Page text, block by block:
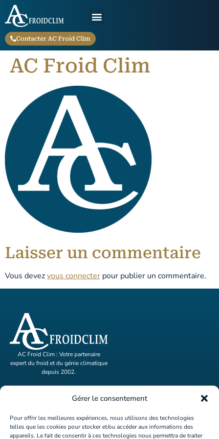
Gérer le consentement
Pour offrir les meilleures expériences, nous utilisons des technologies
telles que les cookies pour stocker et/ou accéder aux informations des
appareils. Le fait de consentir à ces technologies nous permettra de traiter
Contacter AC Froid Clim
AC Froid Clim
Laisser un commentaire
Vous devezvous connecter pour publier un commentaire.
AC Froid Clim : Votre partenaire
expert du froid et du génie climatique
depuis 2002.
A PROPOS